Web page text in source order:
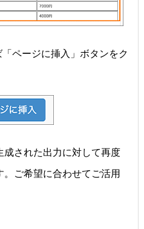
「ページに挿入」ボタンをク
成された出力に対して再度
ご希望に合わせてご活用